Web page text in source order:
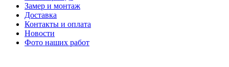
Замер и монтаж
Доставка
Контакты и оплата
Новости
Фото наших работ